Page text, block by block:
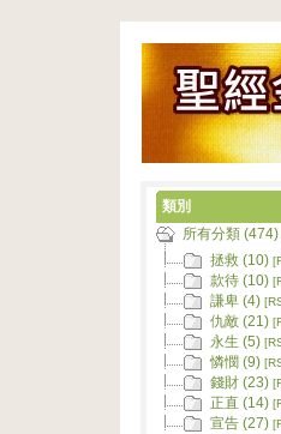
類別
所有分類 (474)
拯救 (10)
款待 (10)
謙卑 (4)
仇敵 (21)
永生 (5)
憐憫 (9)
錢財 (23)
正直 (14)
宣告 (27)